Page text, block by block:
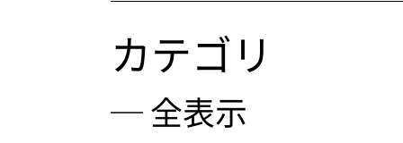
カテゴリ
─ 全表示